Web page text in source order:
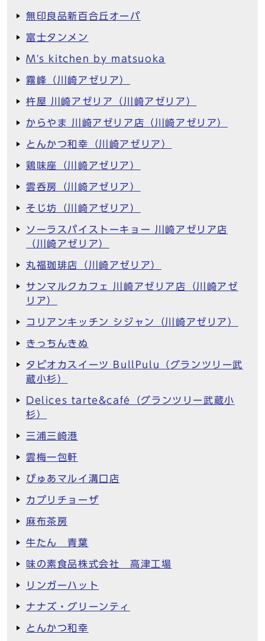
無印良品新百合丘オーパ
富士タンメン
M's kitchen by matsuoka
霧峰（川崎アゼリア）
杵屋 川崎アゼリア（川崎アゼリア）
からやま 川崎アゼリア店（川崎アゼリア）
とんかつ和幸（川崎アゼリア）
鶏味座（川崎アゼリア）
雲呑房（川崎アゼリア）
そじ坊（川崎アゼリア）
ソーラスパイストーキョー 川崎アゼリア店
（川崎アゼリア）
丸福珈琲店（川崎アゼリア）
サンマルクカフェ 川崎アゼリア店（川崎アゼ
リア）
コリアンキッチン シジャン（川崎アゼリア）
きっちんきぬ
タピオカスイーツ BullPulu（グランツリー武
蔵小杉）
Delices tarte&café（グランツリー武蔵小
杉）
三浦三崎港
雲梅一包軒
ぴゅあマルイ溝口店
カプリチョーザ
麻布茶房
牛たん 青葉
味の素食品株式会社 高津工場
リンガーハット
ナナズ・グリーンティ
とんかつ和幸